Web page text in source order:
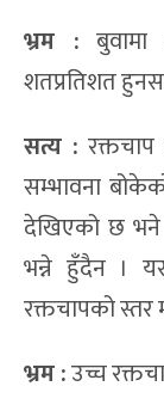
भ्रम :
शतप्रतिशत
सत्य :
सम्भावना
देखिएको छ भने
भन्ने हुँदैन ।
रक्तचापको स्तर
भ्रम :उच्च